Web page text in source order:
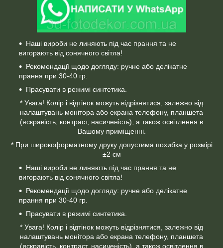
Наші вироби не линяють під час прання та не
вигорають від сонячного світла!
Рекомендації щодо догляду: ручне або делікатне
прання при 30-40 гр.
Прасувати в режимі синтетика.
* Увага! Колір і відтінок можуть відрізнятися, залежно від
налаштувань монітора або екрана телефону, планшета
(яскравість, контраст, насиченість), а також освітлення в
Вашому приміщенні.
* При широкоформатному друку допустима похибка у розмірі
±2 см
Наші вироби не линяють під час прання та не
вигорають від сонячного світла!
Рекомендації щодо догляду: ручне або делікатне
прання при 30-40 гр.
Прасувати в режимі синтетика.
* Увага! Колір і відтінок можуть відрізнятися, залежно від
налаштувань монітора або екрана телефону, планшета
(яскравість, контраст, насиченість), а також освітлення в